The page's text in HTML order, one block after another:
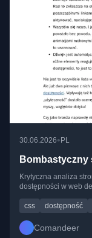
30.06.2026• PL
Bombastyczny
Krytyczna analiza
dostępności w web
css dostępność
Comandeer